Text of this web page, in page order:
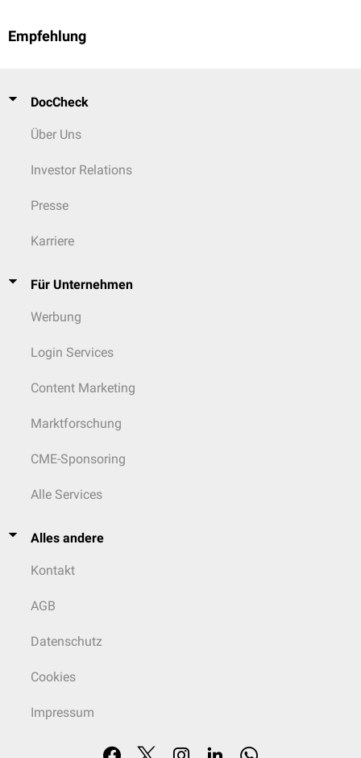
Empfehlung
DocCheck
Über Uns
Investor Relations
Presse
Karriere
Für Unternehmen
Werbung
Login Services
Content Marketing
Marktforschung
CME-Sponsoring
Alle Services
Alles andere
Kontakt
AGB
Datenschutz
Cookies
Impressum